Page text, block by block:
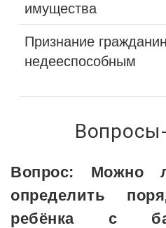
имущества
Признание
недееспособным
Вопрос: Можно
определить
ребёнка с